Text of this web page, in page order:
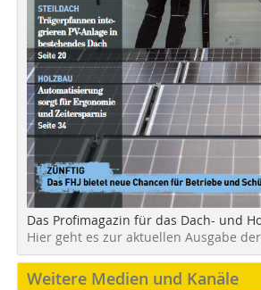
Das Profimagazin für das Dach- und
Hier geht es zur aktuellen Ausgabe
Weitere Medien und Kanäle